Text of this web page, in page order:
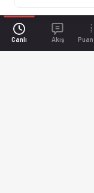
Canlı Akış